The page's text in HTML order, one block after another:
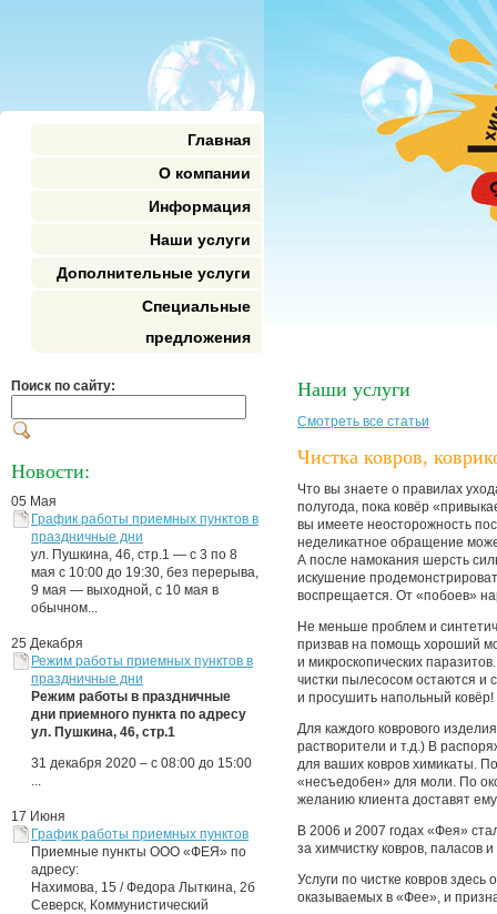
Главная
О компании
Информация
Наши услуги
Дополнительные услуги
Специальные
предложения
Поиск по сайту:
Новости:
05 Мая
График работы приемных пунктов в
праздничные дни
ул. Пушкина, 46, стр.1 — с 3 по 8
мая с 10:00 до 19:30, без перерыва,
9 мая — выходной, с 10 мая в
обычном...
25 Декабря
Режим работы приемных пунктов в
праздничные дни
Режим работы в праздничные
дни приемного пункта по адресу
ул. Пушкина, 46, стр.1
31 декабря 2020 – с 08:00 до 15:00
...
17 Июня
График работы приемных пунктов
Приемные пункты ООО «ФЕЯ» по
адресу:
Нахимова, 15 / Федора Лыткина, 2б
Северск, Коммунистический
Наши услуги
Смотреть все статьи
Чистка ковров,
Что вы знаете о правилах
полугода, пока ковёр
вы имеете неосторожность
неделикатное обращение
А после намокания шерсть
искушение
воспрещается. От «побоев»
Не меньше проблем и
призвав на помощь хороший
и микроскопических
чистки пылесосом остаются
и просушить напольный ковёр!
Для каждого коврового
растворители и т.д.) В
для ваших ковров химикаты.
«несъедобен» для моли. По
желанию клиента доставят
В 2006 и 2007 годах «Фея»
за химчистку ковров, паласов
Услуги по чистке ковров
оказываемых в «Фее», и